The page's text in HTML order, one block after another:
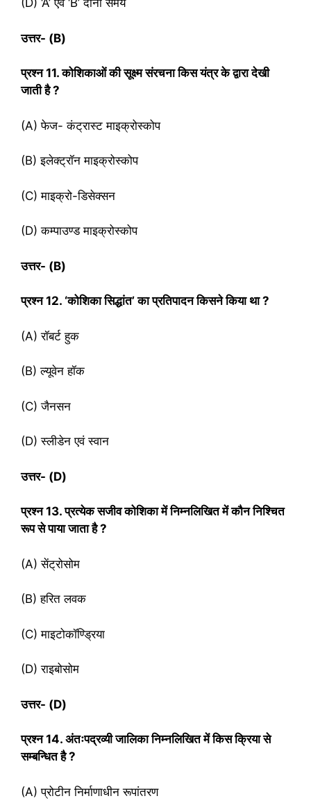
(D) ‘A’ एवं ‘B’ दोनों समय
उत्तर- (B)
प्रश्‍न11. कोशिकाओं की सूक्ष्म संरचना किस यंत्र के द्वारा देखी
जाती है ?
(A) फेज- कंट्रास्ट माइक्रोस्कोप
(B) इलेक्ट्रॉन माइक्रोस्कोप
(C) माइक्रो-डिसेक्सन
(D) कम्पाउण्ड माइक्रोस्कोप
उत्तर- (B)
प्रश्‍न12. ‘कोशिका सिद्धांत’ का प्रतिपादन किसने किया था ?
(A) रॉबर्ट हुक
(B) ल्यूवेन हॉक
(C) जैनसन
(D) स्लीडेन एवं स्वान
उत्तर- (D)
प्रश्‍न13. प्रत्येक सजीव कोशिका में निम्नलिखित में कौन निश्चित
रूप से पाया जाता है ?
(A) सेंट्रोसोम
(B) हरित लवक
(C) माइटोकॉण्ड्रिया
(D) राइबोसोम
उत्तर- (D)
प्रश्‍न14. अंतःपद्रव्यी जालिका निम्नलिखित में किस क्रिया से
सम्बन्धित है ?
(A) प्रोटीन निर्माणाधीन रूपांतरण